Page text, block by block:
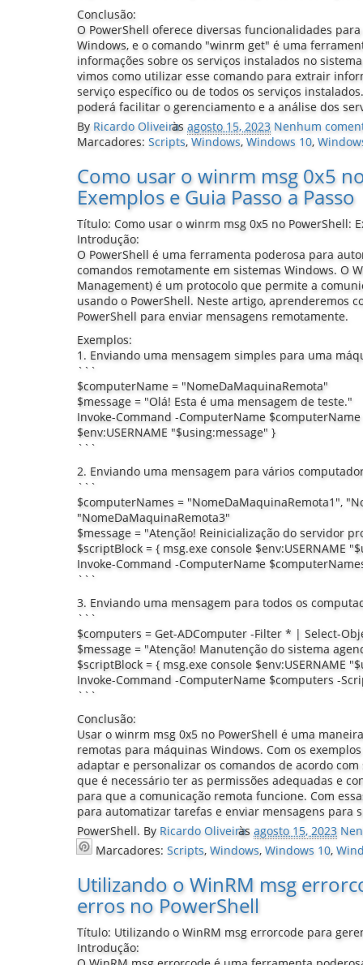
Conclusão:
O PowerShell oferece diversas funcionalidades
Windows, e o comando "winrm get" é uma
informações sobre os serviços instalados no
vimos como utilizar esse comando para extrair
serviço específico ou de todos os serviços
poderá facilitar o gerenciamento e a análise dos
By Ricardo Oliveira
às agosto 15, 2023 Nenhum
Marcadores: Scripts, Windows, Windows 10,
Como usar o winrm msg 0x5
Exemplos e Guia Passo a Passo
Título: Como usar o winrm msg 0x5 no PowerShell:
Introdução:
O PowerShell é uma ferramenta poderosa para
comandos remotamente em sistemas Windows. O
Management) é um protocolo que permite a
usando o PowerShell. Neste artigo, aprenderemos
PowerShell para enviar mensagens remotamente.
Exemplos:
1. Enviando uma mensagem simples para uma
```
$computerName = "NomeDaMaquinaRemota"
$message = "Olá! Esta é uma mensagem de teste."
Invoke-Command -ComputerName
$env:USERNAME "$using:message" }
```
2. Enviando uma mensagem para vários
```
$computerNames = "NomeDaMaquinaRemota1",
"NomeDaMaquinaRemota3"
$message = "Atenção! Reinicialização do servidor
$scriptBlock = { msg.exe console $env:USERNAME
Invoke-Command -ComputerName
```
3. Enviando uma mensagem para todos os
```
$computers = Get-ADComputer -Filter * | Select-
$message = "Atenção! Manutenção do sistema
$scriptBlock = { msg.exe console $env:USERNAME
Invoke-Command -ComputerName $computers -
```
Conclusão:
Usar o winrm msg 0x5 no PowerShell é uma
remotas para máquinas Windows. Com os
adaptar e personalizar os comandos de acordo
que é necessário ter as permissões adequadas e
para que a comunicação remota funcione. Com
para automatizar tarefas e enviar mensagens para
PowerShell. By Ricardo Oliveira
às agosto 15, 2023
Marcadores: Scripts, Windows, Windows 10,
Utilizando o WinRM msg
erros no PowerShell
Título: Utilizando o WinRM msg errorcode para
Introdução: